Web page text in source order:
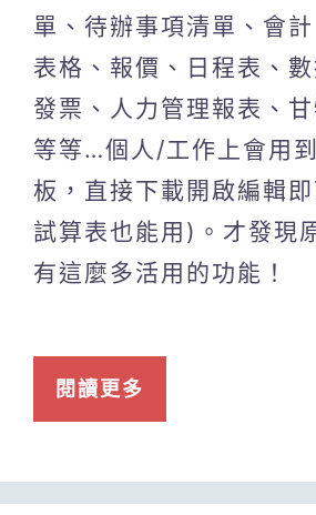
單、待辦事項清單、會
表格、報價、日程表、數
發票、人力管理報表、
等等…個人/工作上會用
板，直接下載開啟編輯
試算表也能用)。才發現
有這麼多活用的功能！
閱讀更多